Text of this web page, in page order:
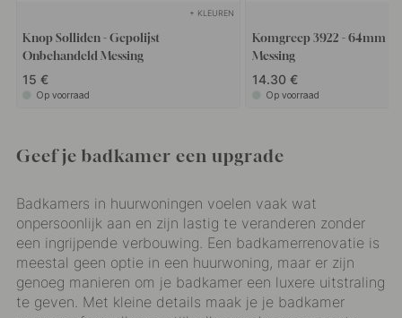
+ KLEUREN
Knop Solliden - Gepolijst
Onbehandeld Messing
15 €
Op voorraad
Komgreep 3922 - 64mm -
Messing
14.30 €
Op voorraad
Geef je badkamer een upgrade
Badkamers in huurwoningen voelen vaak wat
onpersoonlijk aan en zijn lastig te veranderen zonder
een ingrijpende verbouwing. Een badkamerrenovatie is
meestal geen optie in een huurwoning, maar er zijn
genoeg manieren om je badkamer een luxere uitstraling
te geven. Met kleine details maak je je badkamer